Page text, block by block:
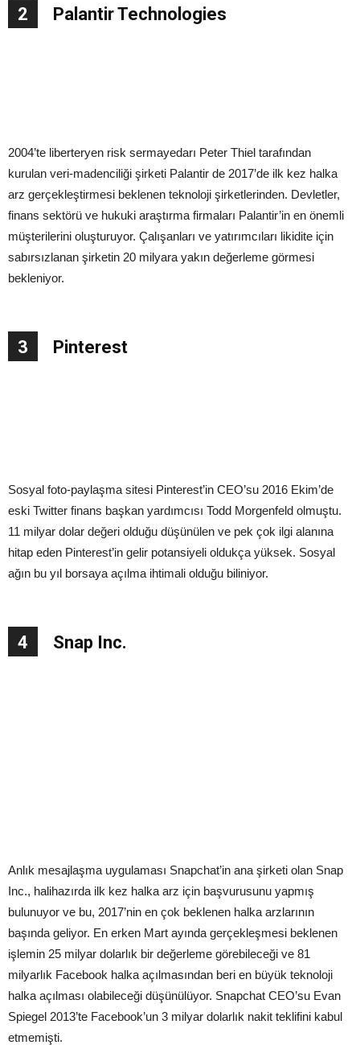
2 Palantir Technologies
2004’te liberteryen risk sermayedarı Peter Thiel tarafından
kurulan veri-madenciliği şirketi Palantir de 2017’de ilk kez halka
arz gerçekleştirmesi beklenen teknoloji şirketlerinden. Devletler,
finans sektörü ve hukuki araştırma firmaları Palantir’in en önemli
müşterilerini oluşturuyor. Çalışanları ve yatırımcıları likidite için
sabırsızlanan şirketin 20 milyara yakın değerleme görmesi
bekleniyor.
3 Pinterest
Sosyal foto-paylaşma sitesi Pinterest’in CEO’su 2016 Ekim’de
eski Twitter finans başkan yardımcısı Todd Morgenfeld olmuştu.
11 milyar dolar değeri olduğu düşünülen ve pek çok ilgi alanına
hitap eden Pinterest’in gelir potansiyeli oldukça yüksek. Sosyal
ağın bu yıl borsaya açılma ihtimali olduğu biliniyor.
4 Snap Inc.
Anlık mesajlaşma uygulaması Snapchat’in ana şirketi olan Snap
Inc., halihazırda ilk kez halka arz için başvurusunu yapmış
bulunuyor ve bu, 2017’nin en çok beklenen halka arzlarının
başında geliyor. En erken Mart ayında gerçekleşmesi beklenen
işlemin 25 milyar dolarlık bir değerleme görebileceği ve 81
milyarlık Facebook halka açılmasından beri en büyük teknoloji
halka açılması olabileceği düşünülüyor. Snapchat CEO’su Evan
Spiegel 2013’te Facebook’un 3 milyar dolarlık nakit teklifini kabul
etmemişti.